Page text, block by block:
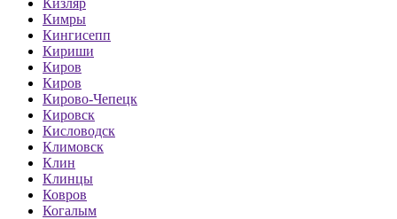
Кимры
Кингисепп
Кириши
Киров
Киров
Кирово-Чепецк
Кировск
Кисловодск
Климовск
Клин
Клинцы
Ковров
Когалым